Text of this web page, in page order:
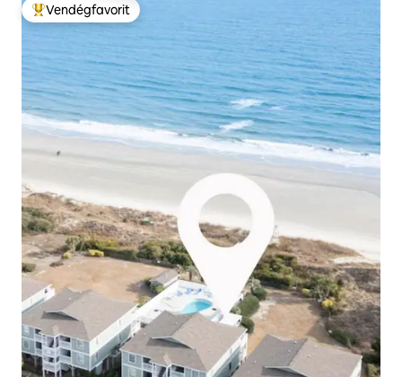
Kiemelt vendégfavorit
Vendégfavorit